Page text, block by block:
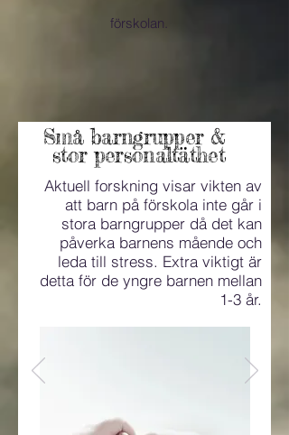
förskolan.
Små barngrupper &
stor personaltäthet
Aktuell forskning visar vikten av
att barn på förskola inte går i
stora barngrupper då det kan
påverka barnens mående och
leda till stress. Extra viktigt är
detta för de yngre barnen mellan
1-3 år.